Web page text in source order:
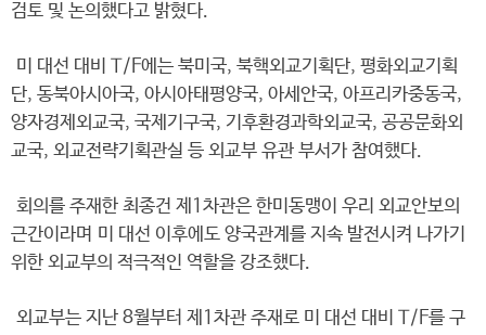
검토 및 논의했다고 밝혔다.
미 대선 대비 T/F에는 북미국, 북핵외교기획단, 평화외교기획
단, 동북아시아국, 아시아태평양국, 아세안국, 아프리카중동국,
양자경제외교국, 국제기구국, 기후환경과학외교국, 공공문화외
교국, 외교전략기획관실 등 외교부 유관 부서가 참여했다.
회의를 주재한 최종건 제1차관은 한미동맹이 우리 외교안보의
근간이라며 미 대선 이후에도 양국관계를 지속 발전시켜 나가기
위한 외교부의 적극적인 역할을 강조했다.
외교부는 지난 8월부터 제1차관 주재로 미 대선 대비 T/F를 구